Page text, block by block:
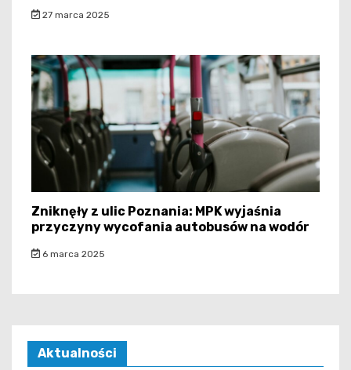
27 marca 2025
Zniknęły z ulic Poznania: MPK wyjaśnia
przyczyny wycofania autobusów na wodór
6 marca 2025
Aktualności